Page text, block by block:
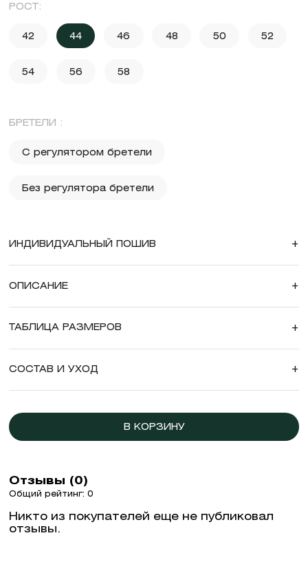
РОСТ:
42 44 46 48 50 52
54 56 58
БРЕТЕЛИ :
С регулятором бретели
Без регулятора бретели
ИНДИВИДУАЛЬНЫЙ ПОШИВ +
ОПИСАНИЕ +
ТАБЛИЦА РАЗМЕРОВ +
СОСТАВ И УХОД +
В КОРЗИНУ
Отзывы (0)
Общий рейтинг: 0
Никто из покупателей еще не публиковал
отзывы.